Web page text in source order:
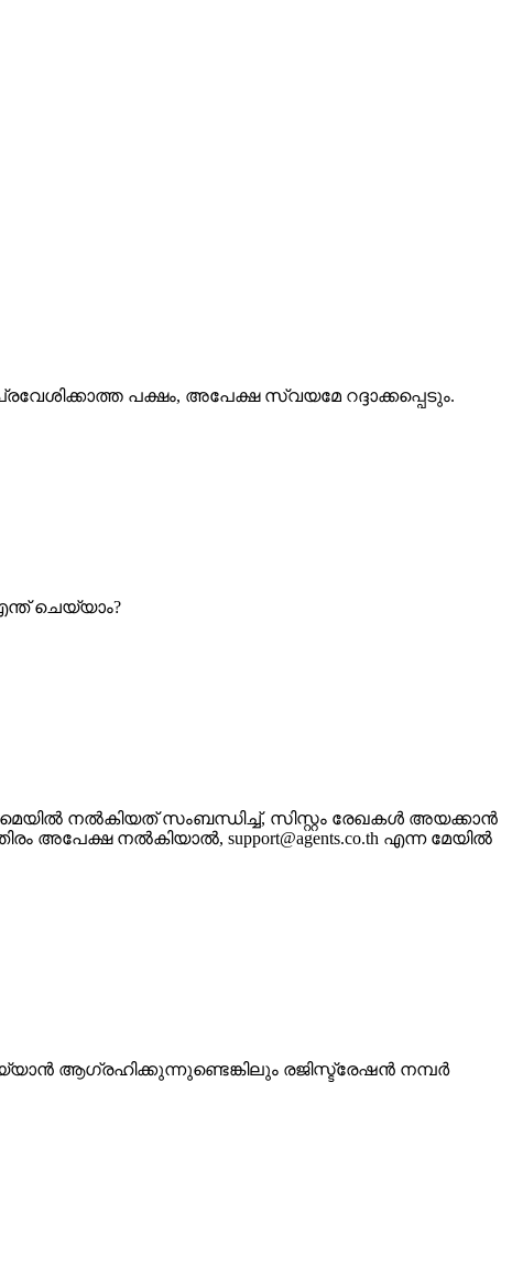
പക്ഷം, അപേക്ഷ സ്വയമേ റദ്ദാക്കപ്പെടും.
ചെയ്യാം?
ഇമെയിൽ നൽകിയത് സംബന്ധിച്ച്, സിസ്റ്റം രേഖകൾ അയക്കാൻ
അപേക്ഷ നൽകിയാൽ, support@agents.co.th എന്ന മേയിൽ
ആഗ്രഹിക്കുന്നുണ്ടെങ്കിലും രജിസ്ട്രേഷൻ നമ്പർ